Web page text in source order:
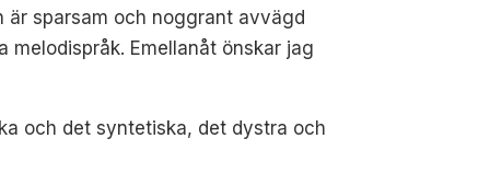
är sparsam och noggrant avvägd
Emellanåt önskar jag
och det syntetiska, det dystra och